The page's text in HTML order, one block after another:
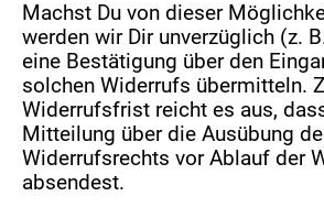
Machst Du von dieser
werden wir Dir unverzüglich (z.
eine Bestätigung über den
solchen Widerrufs übermitteln.
Widerrufsfrist reicht es aus,
Mitteilung über die Ausübung
Widerrufsrechts vor Ablauf der
absendest.